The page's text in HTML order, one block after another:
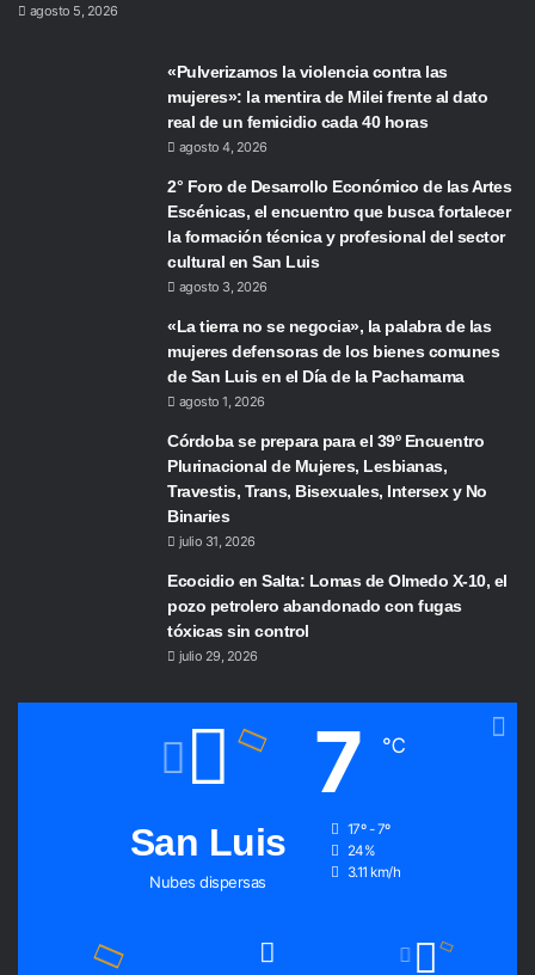
agosto 5, 2026
«Pulverizamos la violencia contra las
mujeres»: la mentira de Milei frente al dato
real de un femicidio cada 40 horas
agosto 4, 2026
2° Foro de Desarrollo Económico de las Artes
Escénicas, el encuentro que busca fortalecer
la formación técnica y profesional del sector
cultural en San Luis
agosto 3, 2026
«La tierra no se negocia», la palabra de las
mujeres defensoras de los bienes comunes
de San Luis en el Día de la Pachamama
agosto 1, 2026
Córdoba se prepara para el 39º Encuentro
Plurinacional de Mujeres, Lesbianas,
Travestis, Trans, Bisexuales, Intersex y No
Binaries
julio 31, 2026
Ecocidio en Salta: Lomas de Olmedo X-10, el
pozo petrolero abandonado con fugas
tóxicas sin control
julio 29, 2026
San Luis
Nubes dispersas
7 ℃
17º - 7º
24%
3.11 km/h